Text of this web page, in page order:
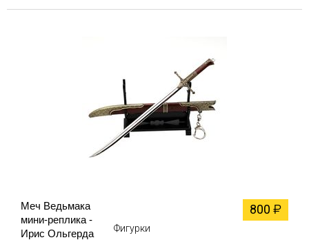
Меч Ведьмака
мини-реплика -
Ирис Ольгерда
800 ₽
Фигурки